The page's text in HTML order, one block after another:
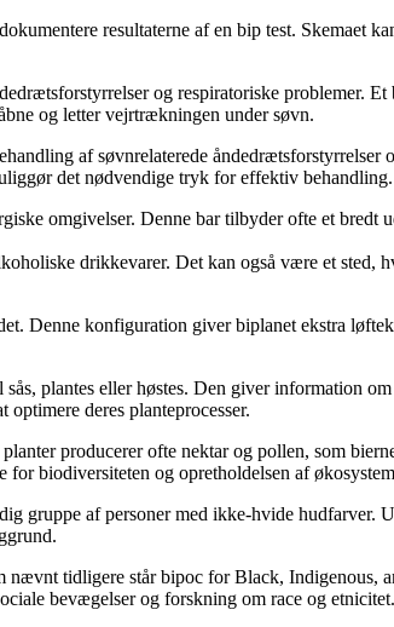
resultaterne af en bip test. Skemaet
og respiratoriske problemer.
og letter vejrtrækningen under søvn.
af søvnrelaterede
det nødvendige tryk for effektiv behandling.
omgivelser. Denne bar tilbyder ofte et
drikkevarer. Det kan også være et sted,
Denne konfiguration giver biplanet ekstra
plantes eller høstes. Den giver information
deres planteprocesser.
producerer ofte nektar og pollen, som
biodiversiteten og opretholdelsen af
af personer med ikke-hvide hudfarver.
tidligere står bipoc for Black, Indigenous,
bevægelser og forskning om race og etnicitet.